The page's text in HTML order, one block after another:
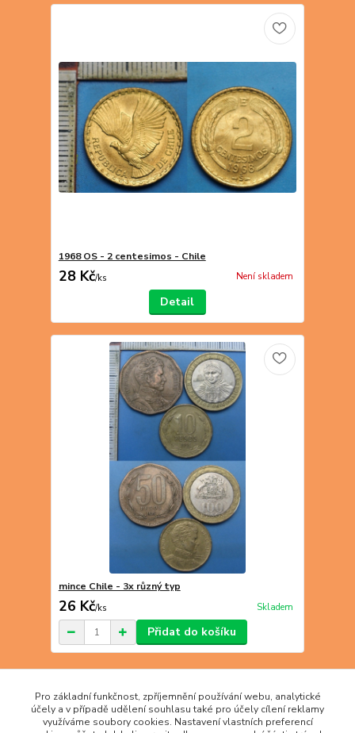
1968 OS - 2 centesimos - Chile
28 Kč/ks Není skladem
Detail
mince Chile - 3x různý typ
26 Kč/ks Skladem
Přidat do košíku
Pro základní funkčnost, zpříjemnění používání webu, analytické
účely a v případě udělení souhlasu také pro účely cílení reklamy
využíváme soubory cookies. Nastavení vlastních preferencí